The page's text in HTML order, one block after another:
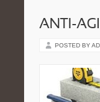
ANTI-
POSTED BY